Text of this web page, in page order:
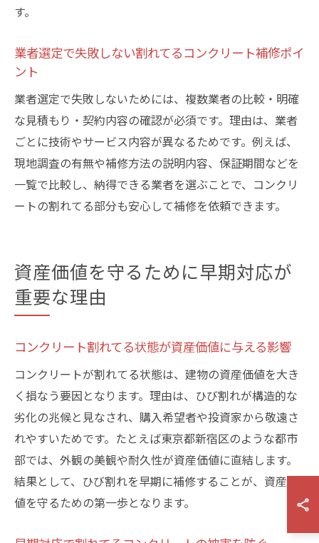
す。
業者選定で失敗しない割れてるコンクリート補修ポイ
ント
業者選定で失敗しないためには、複数業者の比較・明確
な見積もり・契約内容の確認が必須です。理由は、業者
ごとに技術やサービス内容が異なるためです。例えば、
現地調査の有無や補修方法の説明内容、保証期間などを
一覧で比較し、納得できる業者を選ぶことで、コンクリ
ートの割れてる部分も安心して補修を依頼できます。
資産価値を守るために早期対応が
重要な理由
コンクリート割れてる状態が資産価値に与える影響
コンクリートが割れてる状態は、建物の資産価値を大き
く損なう要因となります。理由は、ひび割れが構造的な
劣化の兆候と見なされ、購入希望者や投資家から敬遠さ
れやすいためです。たとえば東京都新宿区のような都市
部では、外観の美観や耐久性が資産価値に直結します。
結果として、ひび割れを早期に補修することが、資産価
値を守るための第一歩となります。